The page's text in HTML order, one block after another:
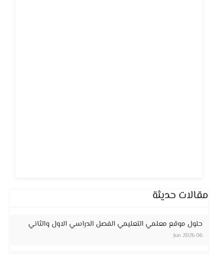
مقالات حديثة
حلول موقع معلمي التعليمي الفصل الدراسي الاول والثاني
06 Jun 2026